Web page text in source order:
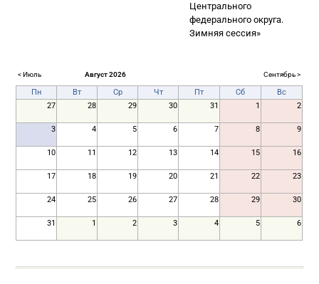
Центрального
федерального округа.
Зимняя сессия»
< Июль Август 2026 Сентябрь >
Пн Вт Ср Чт Пт Сб
Вс
27
28 29 30 31 1 2
3 4 5 6 7 8 9
10 11 12 13 14 15 16
17 18 19 20 21 22 23
24 25 26 27 28 29 30
31 1 2 3 4 5 6